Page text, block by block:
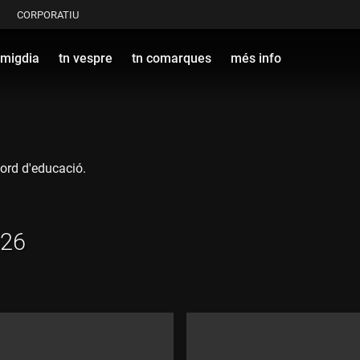
CORPORATIU
tn vespre tn comarques més info
d'educació.